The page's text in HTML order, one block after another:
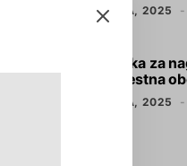
10. MARCA, 2025
Kandidatka za
2025: mestna
10. MARCA, 2025